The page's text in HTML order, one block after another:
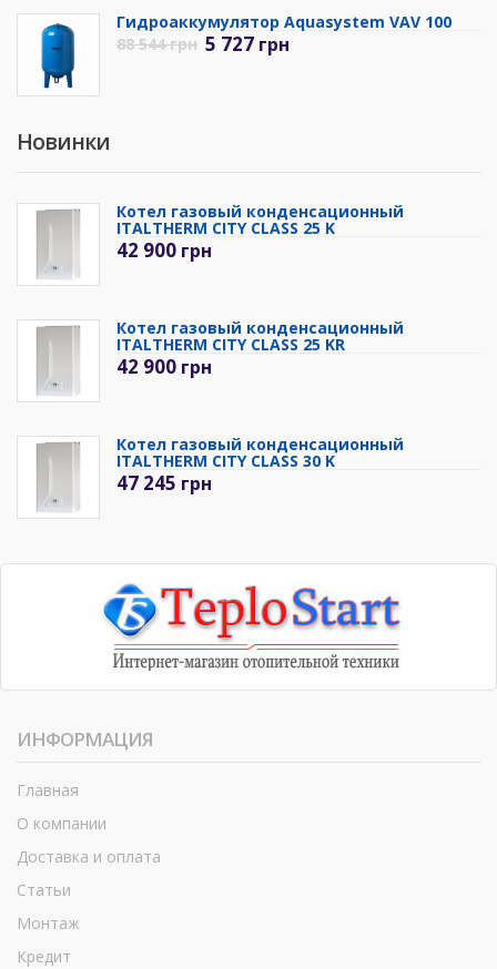
Гидроаккумулятор Aquasystem VAV 100
88 544грн 5 727 грн
Новинки
Котел газовый конденсационный
ITALTHERM CITY CLASS 25 K
42 900 грн
Котел газовый конденсационный
ITALTHERM CITY CLASS 25 KR
42 900 грн
Котел газовый конденсационный
ITALTHERM CITY CLASS 30 K
47 245 грн
ИНФОРМАЦИЯ
Главная
О компании
Доставка и оплата
Статьи
Монтаж
Кредит